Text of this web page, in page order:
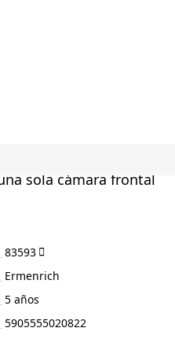
sola cámara frontal
83593
Ermenrich
5 años
5905555020822